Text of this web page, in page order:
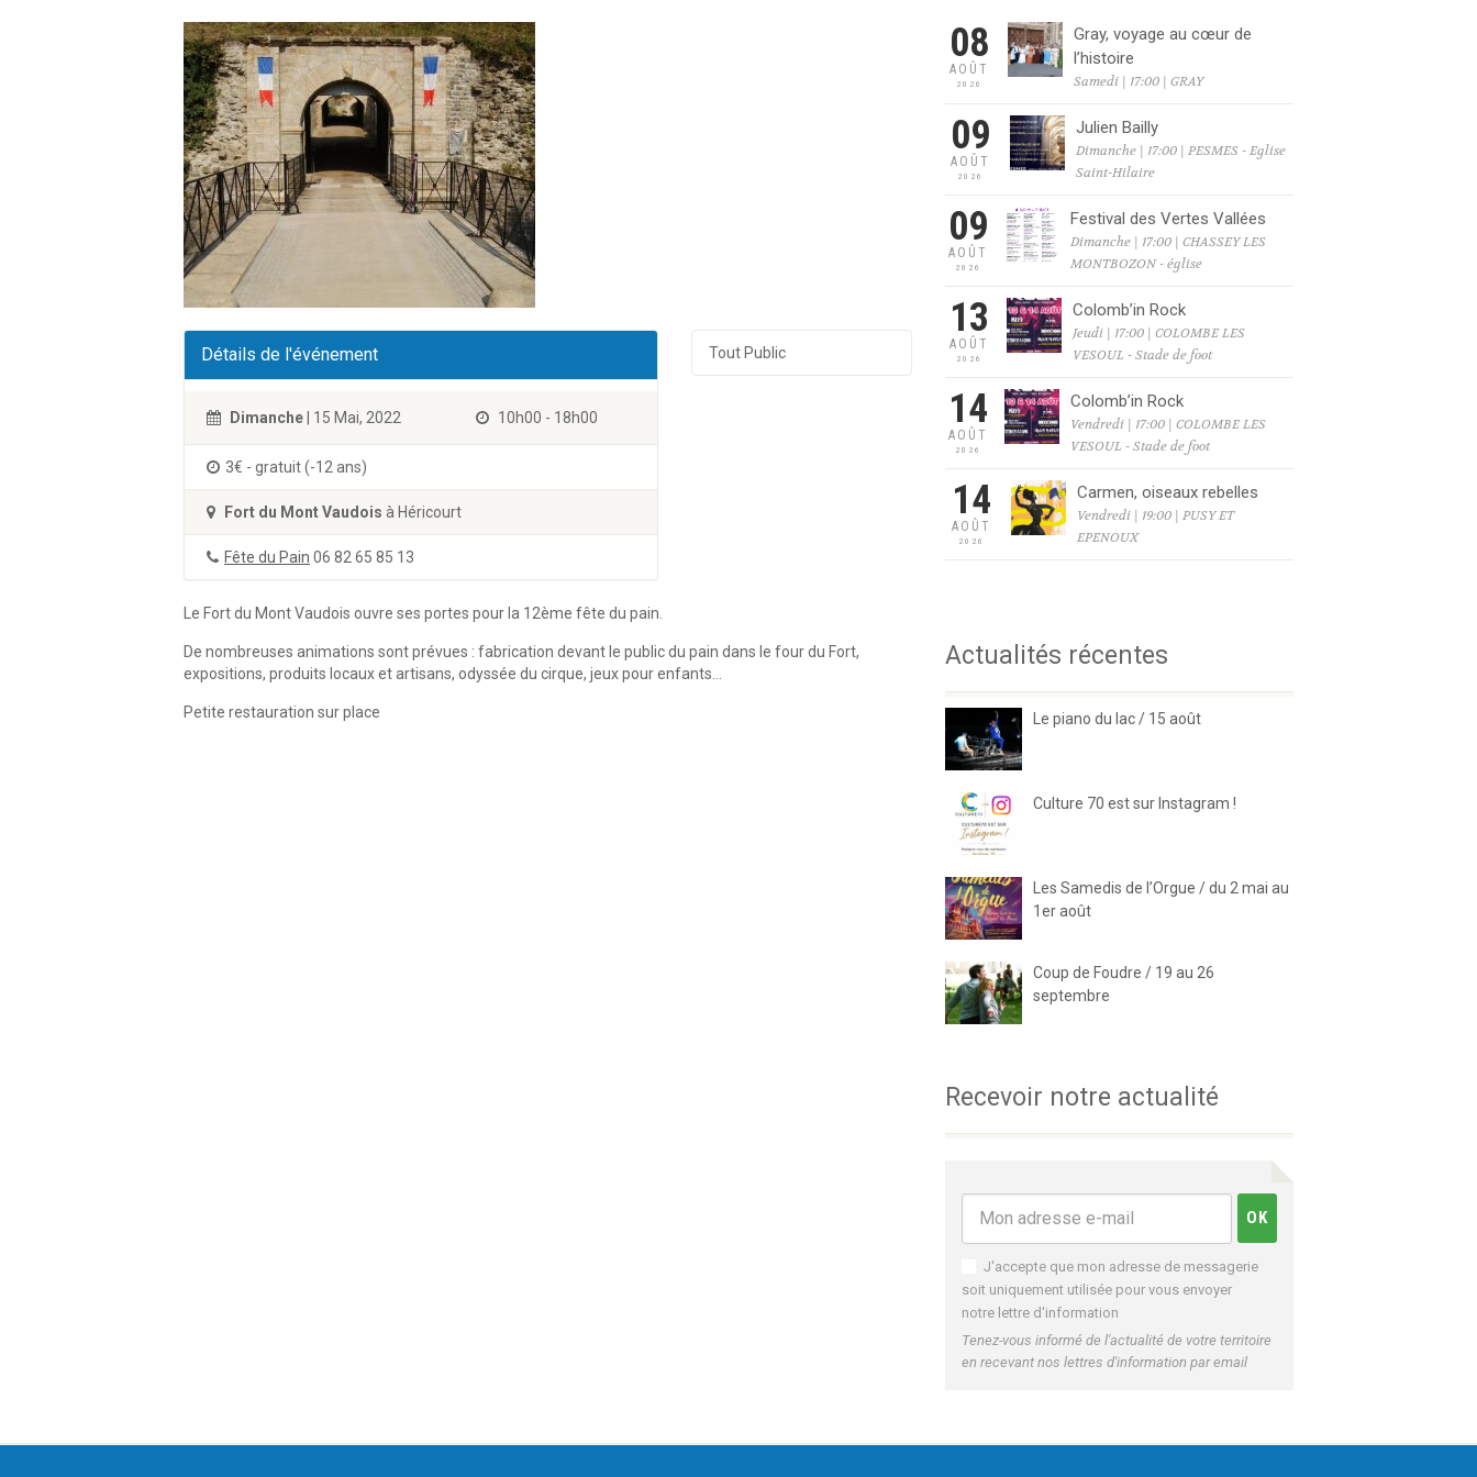
Détails de l'événement
Dimanche | 15 Mai, 2022 10h00 - 18h00
3€ - gratuit (-12 ans)
Fort du Mont Vaudois à Héricourt
Fête du Pain 06 82 65 85 13
Tout Public
Le Fort du Mont Vaudois ouvre ses portes pour la 12ème fête du pain.
De nombreuses animations sont prévues : fabrication devant le public du pain dans le four du Fort,
expositions, produits locaux et artisans, odyssée du cirque, jeux pour enfants…
Petite restauration sur place
08
AOÛT
2026
Gray, voyage au cœur de
l’histoire
Samedi | 17:00 | GRAY
09
AOÛT
2026
Julien Bailly
Dimanche | 17:00 | PESMES - Eglise
Saint-Hilaire
09
AOÛT
2026
Festival des Vertes Vallées
Dimanche | 17:00 | CHASSEY LES
MONTBOZON - église
13
AOÛT
2026
Colomb’in Rock
Jeudi | 17:00 | COLOMBE LES
VESOUL - Stade de foot
14
AOÛT
2026
Colomb’in Rock
Vendredi | 17:00 | COLOMBE LES
VESOUL - Stade de foot
14
AOÛT
2026
Carmen, oiseaux rebelles
Vendredi | 19:00 | PUSY ET
EPENOUX
Actualités récentes
Le piano du lac / 15 août
Culture 70 est sur Instagram !
Les Samedis de l’Orgue / du 2 mai au
1er août
Coup de Foudre / 19 au 26
septembre
Recevoir notre actualité
J'accepte que mon adresse de messagerie
soit uniquement utilisée pour vous envoyer
notre lettre d'information
Tenez-vous informé de l'actualité de votre territoire
en recevant nos lettres d'information par email